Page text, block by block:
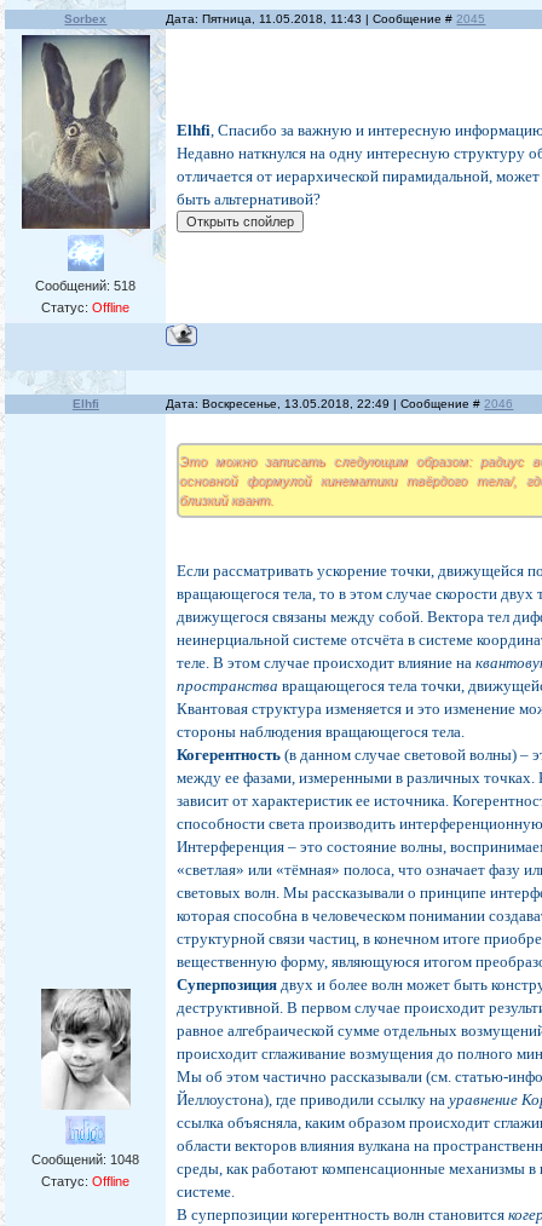
Sorbex Дата: Пятница, 11.05.2018, 11:43 | Сообщение #2045
Сообщений:518
Статус:Offline
Elhfi, Спасибо за важную и интересную
Недавно наткнулся на одну интересную структуру
отличается от иерархической пирамидальной,
быть альтернативой?
Elhfi Дата: Воскресенье, 13.05.2018, 22:49 | Сообщение #2046
Сообщений: 1048
Статус:Offline
Это можно записать следующим образом: радиус
основной формулой кинематики твёрдого тела/,
близкий квант.
Если рассматривать ускорение точки, движущейся
вращающегося тела, то в этом случае скорости
движущегося связаны между собой. Вектора тел
неинерциальной системе отсчёта в системе
теле. В этом случае происходит влияние на
пространства вращающегося тела точки,
Квантовая структура изменяется и это изменение
стороны наблюдения вращающегося тела.
Когерентность (в данном случае световой волны) –
между ее фазами, измеренными в различных точках.
зависит от характеристик ее источника.
способности света производить
Интерференция – это состояние волны,
«светлая» или «тёмная» полоса, что означает фазу
световых волн. Мы рассказывали о принципе
которая способна в человеческом понимании
структурной связи частиц, в конечном итоге
вещественную форму, являющуюся итогом
Суперпозиция двух и более волн может быть
деструктивной. В первом случае происходит
равное алгебраической сумме отдельных
происходит сглаживание возмущения до полного
Мы об этом частично рассказывали (см. статью-
Йеллоустона), где приводили ссылку науравнение
ссылка объясняла, каким образом происходит
области векторов влияния вулкана на
среды, как работают компенсационные механизмы в
системе.
В суперпозиции когерентность волн становится